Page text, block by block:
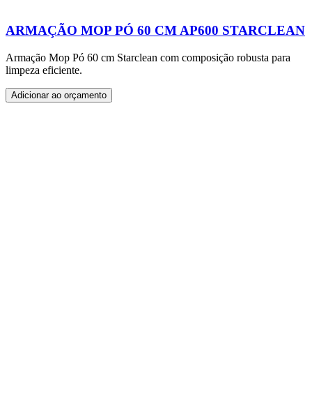
ARMAÇÃO MOP PÓ 60 CM AP600 STARCLEAN
Armação Mop Pó 60 cm Starclean com composição robusta para
limpeza eficiente.
Adicionar ao orçamento